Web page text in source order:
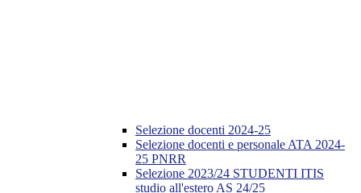
Selezione docenti 2024-25
Selezione docenti e personale ATA 2024-
25 PNRR
Selezione 2023/24 STUDENTI ITIS
studio all'estero AS 24/25